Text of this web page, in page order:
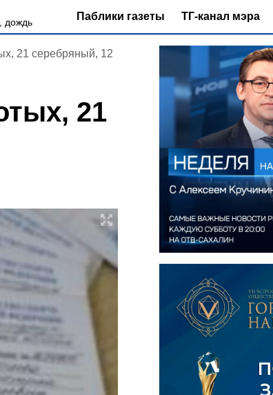
дождь Паблики газеты ТГ-канал мэра
21 серебряный, 12
21